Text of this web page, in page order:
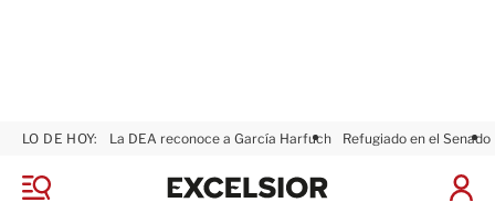
M
LO DE HOY: La DEA reconoce a García Harfuch Refugiado en el Senado
I
x